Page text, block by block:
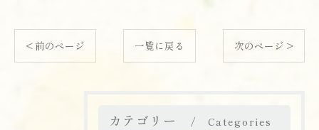
< 前のページ 一覧に戻る 次のページ >
カテゴリー Categories